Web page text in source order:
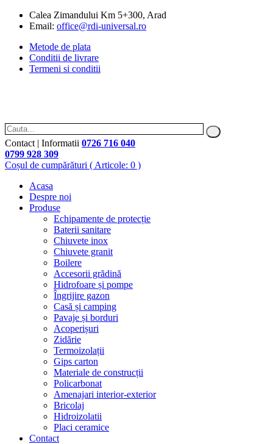
Calea Zimandului Km 5+300, Arad
Email: office@rdi-universal.ro
Metode de plata
Conditii de livrare
Termeni si conditii
Contact | Informatii 0726 716 040
0799 928 309
Coșul de cumpărături ( Articole: 0 )
Acasa
Despre noi
Produse
Echipamente de protecție
Baterii sanitare
Chiuvete inox
Chiuvete granit
Boilere
Accesorii grădină
Hidrofoare și pompe
Îngrijire gazon
Casă și camping
Pavaje și borduri
Acoperișuri
Zidărie
Termoizolații
Gips carton
Materiale de construcții
Policarbonat
Amenajari interior-exterior
Bricolaj
Hidroizolatii
Placi ceramice
Contact